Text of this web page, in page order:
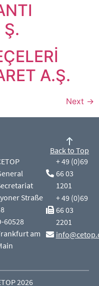
A.Ş.
Next →
Straße
60528
am
+ 49 (0)69
66 03
1201
+ 49 (0)69
66 03
2201
Back to Top
2026